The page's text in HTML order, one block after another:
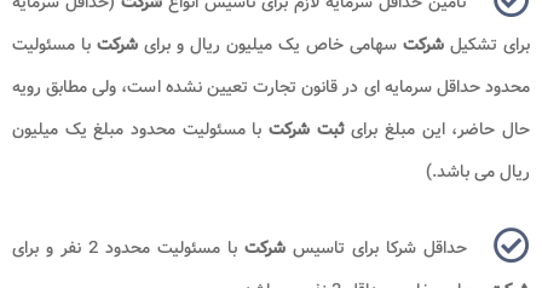
برای تشکیل شرکت سهامی خاص یک میلیون ریال و برای شرکت با مسئولیت
محدود حداقل سرمایه ای در قانون تجارت تعیین نشده است، ولی مطابق رویه
حال حاضر، این مبلغ برایثبت شرکت با مسئولیت محدود مبلغ یک میلیون
ریال می باشد.)
حداقل شرکا برای تاسیس شرکت با مسئولیت محدود 2 نفر و برای